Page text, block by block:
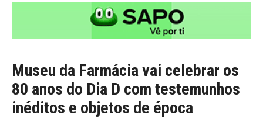
Museu da Farmácia vai celebrar os
80 anos do Dia D com testemunhos
inéditos e objetos de época